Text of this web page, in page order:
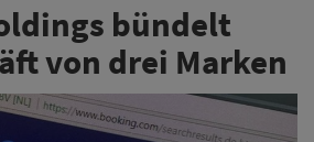
bündelt
von drei Marken